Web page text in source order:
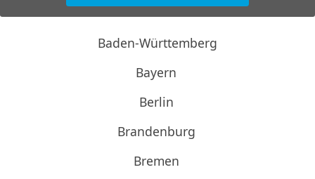
Baden-Württemberg
Bayern
Berlin
Brandenburg
Bremen